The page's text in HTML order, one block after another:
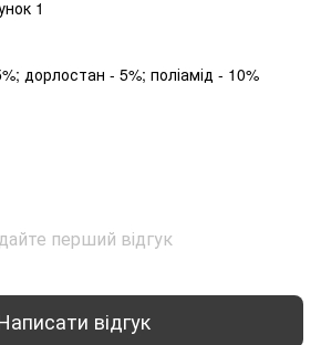
1
дорлостан - 5%; поліамід - 10%
перший відгук
відгук